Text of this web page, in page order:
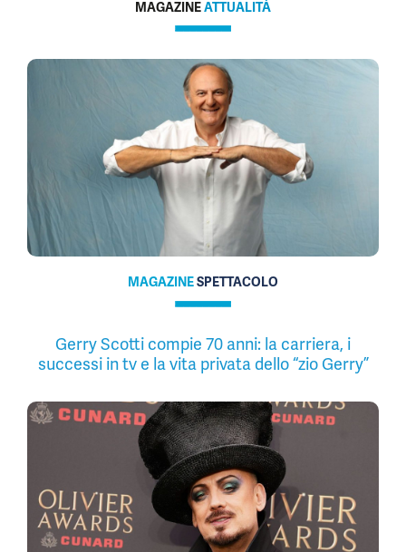
MAGAZINEATTUALITÀ
MAGAZINESPETTACOLO
Gerry Scotti compie 70 anni: la carriera, i
successi in tv e la vita privata dello “zio Gerry”